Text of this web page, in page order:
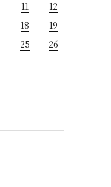
11
12
18
19
25
26